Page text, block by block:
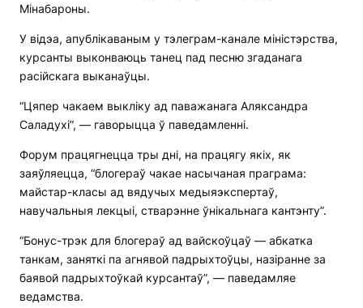
Мінабароны.
У відэа, апублікаваным у тэлеграм-канале міністэрства,
курсанты выконваюць танец пад песню згаданага
расійскага выканаўцы.
“Цяпер чакаем выкліку ад паважанага Аляксандра
Саладухі”, — гаворыцца ў паведамленні.
Форум працягнецца тры дні, на працягу якіх, як
заяўляецца, “блогераў чакае насычаная праграма:
майстар-класы ад вядучых медыяэкспертаў,
навучальныя лекцыі, стварэнне ўнікальнага кантэнту”.
“Бонус-трэк для блогераў ад вайскоўцаў — абкатка
танкам, заняткі па агнявой падрыхтоўцы, назіранне за
баявой падрыхтоўкай курсантаў”, — паведамляе
ведамства.